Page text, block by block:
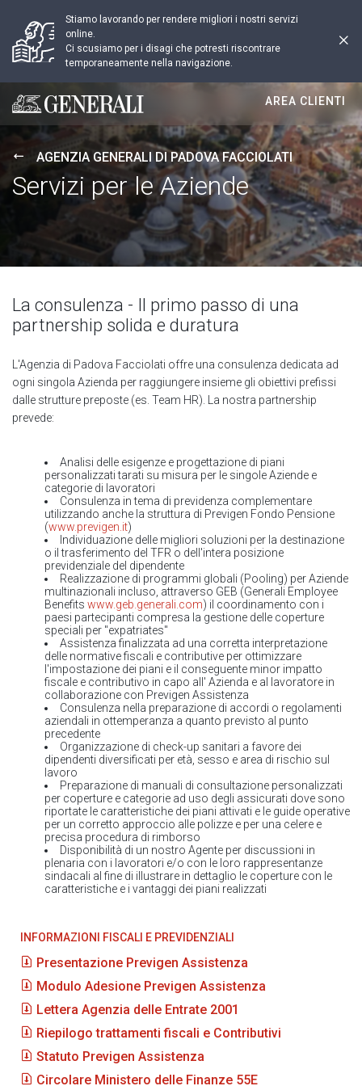
Stiamo lavorando per rendere migliori i nostri servizi
online.
Ci scusiamo per i disagi che potresti riscontrare
temporaneamente nella navigazione.
Generali logo
AREA CLIENTI
AGENZIA GENERALI DI PADOVA FACCIOLATI
Servizi per le Aziende
La consulenza - Il primo passo di una
partnership solida e duratura
L'Agenzia di Padova Facciolati offre una consulenza dedicata ad
ogni singola Azienda per raggiungere insieme gli obiettivi prefissi
dalle strutture preposte (es. Team HR). La nostra partnership
prevede:
Analisi delle esigenze e progettazione di piani
personalizzati tarati su misura per le singole Aziende e
categorie di lavoratori
Consulenza in tema di previdenza complementare
utilizzando anche la struttura di Previgen Fondo Pensione
(www.previgen.it)
Individuazione delle migliori soluzioni per la destinazione
o il trasferimento del TFR o dell'intera posizione
previdenziale del dipendente
Realizzazione di programmi globali (Pooling) per Aziende
multinazionali incluso, attraverso GEB (Generali Employee
Benefits www.geb.generali.com) il coordinamento con i
paesi partecipanti compresa la gestione delle coperture
speciali per "expatriates"
Assistenza finalizzata ad una corretta interpretazione
delle normative fiscali e contributive per ottimizzare
l'impostazione dei piani e il conseguente minor impatto
fiscale e contributivo in capo all' Azienda e al lavoratore in
collaborazione con Previgen Assistenza
Consulenza nella preparazione di accordi o regolamenti
aziendali in ottemperanza a quanto previsto al punto
precedente
Organizzazione di check-up sanitari a favore dei
dipendenti diversificati per età, sesso e area di rischio sul
lavoro
Preparazione di manuali di consultazione personalizzati
per coperture e categorie ad uso degli assicurati dove sono
riportate le caratteristiche dei piani attivati e le guide operative
per un corretto approccio alle polizze e per una celere e
precisa procedura di rimborso
Disponibilità di un nostro Agente per discussioni in
plenaria con i lavoratori e/o con le loro rappresentanze
sindacali al fine di illustrare in dettaglio le coperture con le
caratteristiche e i vantaggi dei piani realizzati
INFORMAZIONI FISCALI E PREVIDENZIALI
Presentazione Previgen Assistenza
Modulo Adesione Previgen Assistenza
Lettera Agenzia delle Entrate 2001
Riepilogo trattamenti fiscali e Contributivi
Statuto Previgen Assistenza
Circolare Ministero delle Finanze 55E